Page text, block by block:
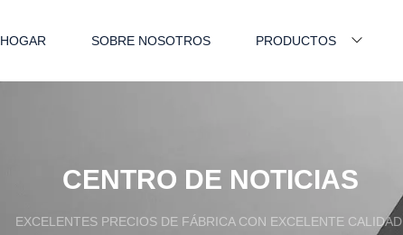
HOGAR SOBRE NOSOTROS PRODUCTOS
CENTRO DE NOTICIAS
EXCELENTES PRECIOS DE FÁBRICA CON EXCELENTE CALIDAD.